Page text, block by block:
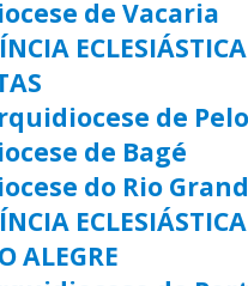
de Vacaria
de
de Bagé
do Rio
ALEGRE